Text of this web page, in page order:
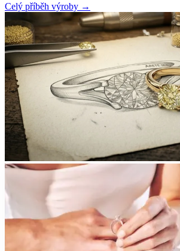
Celý příběh výroby →